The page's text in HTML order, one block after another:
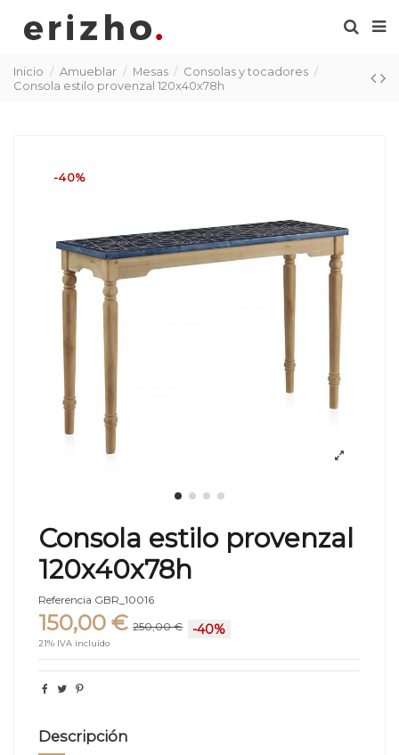
Inicio Amueblar Mesas
Consolas y tocadores
Consola estilo provenzal 120x40x78h
-40%
Consola estilo provenzal
120x40x78h
Referencia GBR_10016
150,00 € 250,00 € -40%
21% IVA incluido
Descripción